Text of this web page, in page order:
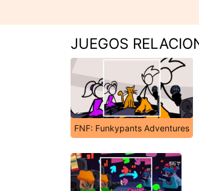
JUEGOS
FNF: Funkypants Adventures